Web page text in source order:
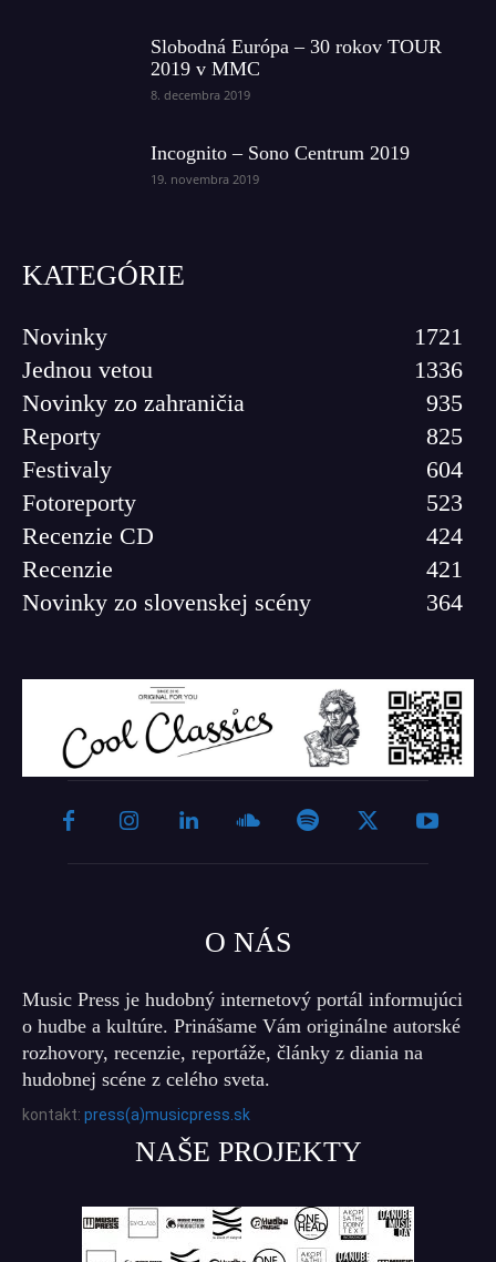
Slobodná Európa – 30 rokov TOUR
2019 v MMC
8. decembra 2019
Incognito – Sono Centrum 2019
19. novembra 2019
KATEGÓRIE
Novinky
1721
Jednou vetou
1336
Novinky zo zahraničia
935
Reporty
825
Festivaly
604
Fotoreporty
523
Recenzie CD
424
Recenzie
421
Novinky zo slovenskej scény
364
O NÁS
Music Press je hudobný internetový portál informujúci
o hudbe a kultúre. Prinášame Vám originálne autorské
rozhovory, recenzie, reportáže, články z diania na
hudobnej scéne z celého sveta.
kontakt: press(a)musicpress.sk
NAŠE PROJEKTY